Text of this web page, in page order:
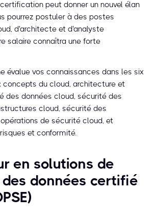
peut donner un nouvel élan
pourrez postuler à des postes
d'architecte et d'analyste
salaire connaîtra une forte
évalue vos connaissances dans les six
concepts du cloud, architecture et
des données cloud, sécurité des
cloud, sécurité des
de sécurité cloud, et
et conformité.
en solutions de
données certifié